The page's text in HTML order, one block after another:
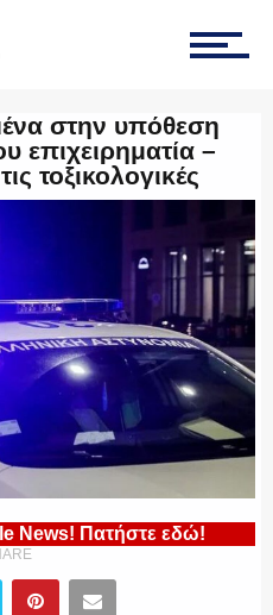
στην υπόθεση
επιχειρηματία –
τοξικολογικές
News! Πατήστε εδώ!